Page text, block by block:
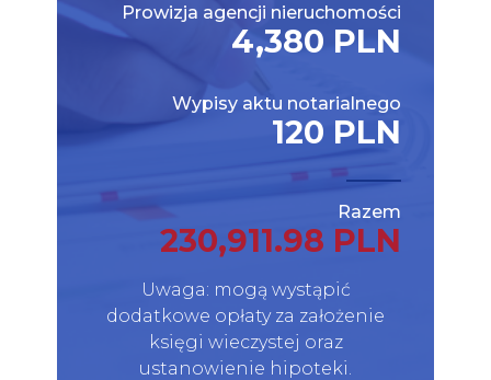
Prowizja agencji nieruchomości
4,380 PLN
Wypisy aktu notarialnego
120 PLN
Razem
230,911.98 PLN
Uwaga: mogą wystąpić
dodatkowe opłaty za założenie
księgi wieczystej oraz
ustanowienie hipoteki.